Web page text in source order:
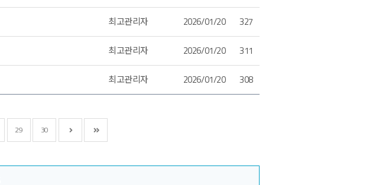
최고관리자 2026/01/20 327
최고관리자 2026/01/20 311
최고관리자 2026/01/20 308
29 30